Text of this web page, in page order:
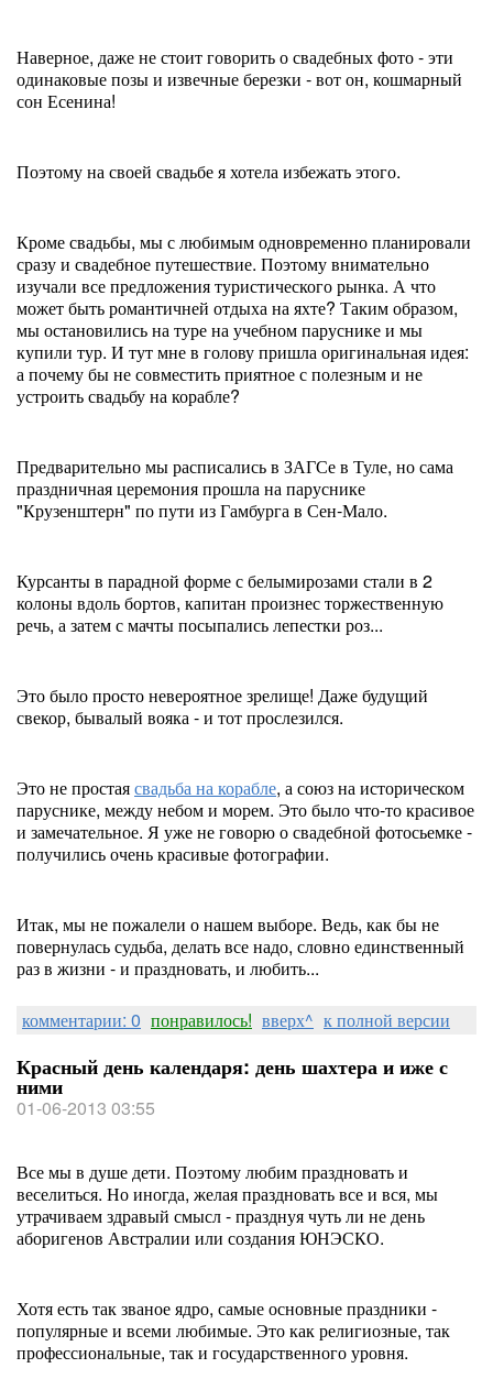
Наверное, даже не стоит говорить о свадебных фото - эти
одинаковые позы и извечные березки - вот он, кошмарный
сон Есенина!
Поэтому на своей свадьбе я хотела избежать этого.
Кроме свадьбы, мы с любимым одновременно планировали
сразу и свадебное путешествие. Поэтому внимательно
изучали все предложения туристического рынка. А что
может быть романтичней отдыха на яхте? Таким образом,
мы остановились на туре на учебном паруснике и мы
купили тур. И тут мне в голову пришла оригинальная идея:
а почему бы не совместить приятное с полезным и не
устроить свадьбу на корабле?
Предварительно мы расписались в ЗАГСе в Туле, но сама
праздничная церемония прошла на паруснике
"Крузенштерн" по пути из Гамбурга в Сен-Мало.
Курсанты в парадной форме с белымирозами стали в 2
колоны вдоль бортов, капитан произнес торжественную
речь, а затем с мачты посыпались лепестки роз...
Это было просто невероятное зрелище! Даже будущий
свекор, бывалый вояка - и тот прослезился.
Это не простаясвадьба на корабле, а союз на историческом
паруснике, между небом и морем. Это было что-то красивое
и замечательное. Я уже не говорю о свадебной фотосьемке -
получились очень красивые фотографии.
Итак, мы не пожалели о нашем выборе. Ведь, как бы не
повернулась судьба, делать все надо, словно единственный
раз в жизни - и праздновать, и любить...
комментарии: 0 понравилось! вверх^ к полной версии
Красный день календаря: день шахтера и иже с
ними
01-06-2013 03:55
Все мы в душе дети. Поэтому любим праздновать и
веселиться. Но иногда, желая праздновать все и вся, мы
утрачиваем здравый смысл - празднуя чуть ли не день
аборигенов Австралии или создания ЮНЭСКО.
Хотя есть так званое ядро, самые основные праздники -
популярные и всеми любимые. Это как религиозные, так
профессиональные, так и государственного уровня.